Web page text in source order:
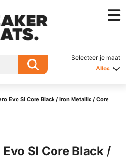
Selecteer je maat
Alles
Evo Sl Core Black / Iron Metallic / Core
Sl Core Black /